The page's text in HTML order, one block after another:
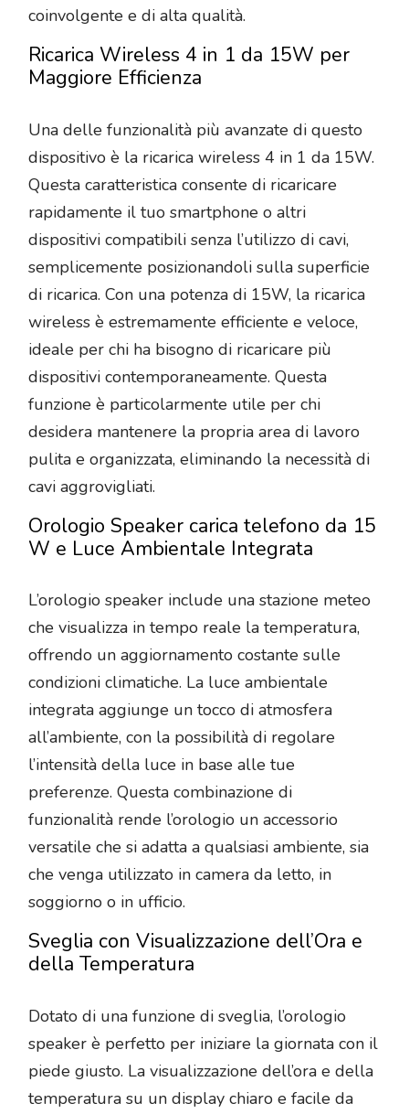
coinvolgente e di alta qualità.
Ricarica Wireless 4 in 1 da 15W per
Maggiore Efficienza
Una delle funzionalità più avanzate di questo
dispositivo è la ricarica wireless 4 in 1 da 15W.
Questa caratteristica consente di ricaricare
rapidamente il tuo smartphone o altri
dispositivi compatibili senza l’utilizzo di cavi,
semplicemente posizionandoli sulla superficie
di ricarica. Con una potenza di 15W, la ricarica
wireless è estremamente efficiente e veloce,
ideale per chi ha bisogno di ricaricare più
dispositivi contemporaneamente. Questa
funzione è particolarmente utile per chi
desidera mantenere la propria area di lavoro
pulita e organizzata, eliminando la necessità di
cavi aggrovigliati.
Orologio Speaker carica telefono da 15
W e Luce Ambientale Integrata
L’orologio speaker include una stazione meteo
che visualizza in tempo reale la temperatura,
offrendo un aggiornamento costante sulle
condizioni climatiche. La luce ambientale
integrata aggiunge un tocco di atmosfera
all’ambiente, con la possibilità di regolare
l’intensità della luce in base alle tue
preferenze. Questa combinazione di
funzionalità rende l’orologio un accessorio
versatile che si adatta a qualsiasi ambiente, sia
che venga utilizzato in camera da letto, in
soggiorno o in ufficio.
Sveglia con Visualizzazione dell’Ora e
della Temperatura
Dotato di una funzione di sveglia, l’orologio
speaker è perfetto per iniziare la giornata con il
piede giusto. La visualizzazione dell’ora e della
temperatura su un display chiaro e facile da